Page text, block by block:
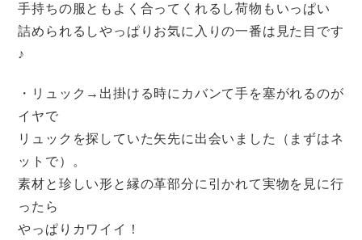
手持ちの服ともよく合ってくれるし荷物もいっぱい
詰められるしやっぱりお気に入りの一番は見た目です
♪
・リュック→出掛ける時にカバンて手を塞がれるのが
イヤで
リュックを探していた矢先に出会いました（まずはネ
ットで）。
素材と珍しい形と縁の革部分に引かれて実物を見に行
ったら
やっぱりカワイイ！